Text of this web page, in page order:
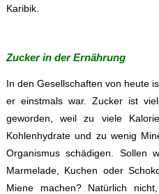
Karibik.
Zucker in der Ernährung
In den Gesellschaften von heute
er einstmals war. Zucker ist
geworden, weil zu viele
Kohlenhydrate und zu wenig
Organismus schädigen. Sollen
Marmelade, Kuchen oder
Miene machen? Natürlich